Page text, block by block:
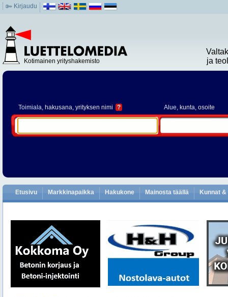
Kirjaudu
Kotimainen yrityshakemisto
ja
Toimiala, hakusana, yrityksen nimi ? Alue, kunta, osoite
Etusivu Markkinapaikka Hakukone Mainosta täällä Kunnat